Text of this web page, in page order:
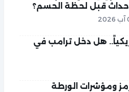
قبل لحظة الحسم؟
هل دخل ترامب في
ومؤشرات الورطة